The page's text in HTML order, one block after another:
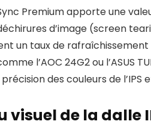
Premium apporte une
d’image (screen
un taux de
l’AOC 24G2 ou l’ASUS
des couleurs de l’IPS
visuel de la dalle